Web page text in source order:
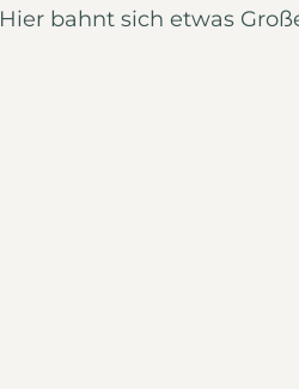
Hier bahnt sich etwas